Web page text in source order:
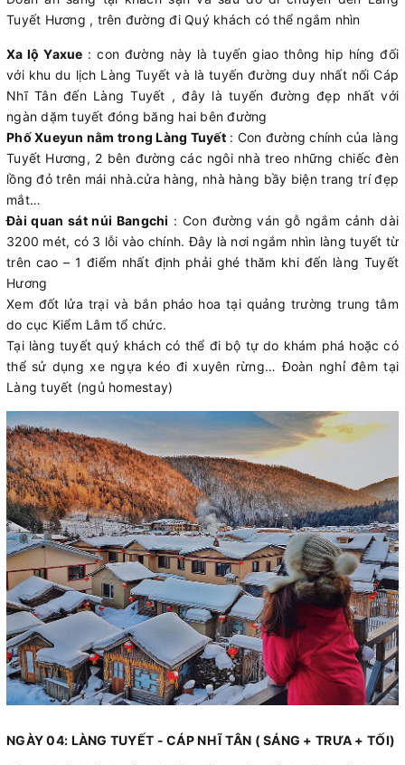
Tuyết Hương , trên đường đi Quý khách có thể ngắm nhìn
Xa lộ Yaxue : con đường này là tuyến giao thông hip híng đối
với khu du lịch Làng Tuyết và là tuyến đường duy nhất nối Cáp
Nhĩ Tân đến Làng Tuyết , đây là tuyến đường đẹp nhất với
ngàn dặm tuyết đóng băng hai bên đường
Phố Xueyun nằm trong Làng Tuyết: Con đường chính của làng
Tuyết Hương, 2 bên đường các ngôi nhà treo những chiếc đèn
lồng đỏ trên mái nhà.cửa hàng, nhà hàng bầy biện trang trí đẹp
mắt…
Đài quan sát núi Bangchi : Con đường ván gỗ ngắm cảnh dài
3200 mét, có 3 lỗi vào chính. Đây là nơi ngắm nhìn làng tuyết từ
trên cao – 1 điểm nhất định phải ghé thăm khi đến làng Tuyết
Hương
Xem đốt lửa trại và bắn pháo hoa tại quảng trường trung tâm
do cục Kiểm Lâm tổ chức.
Tại làng tuyết quý khách có thể đi bộ tự do khám phá hoặc có
thể sử dụng xe ngựa kéo đi xuyên rừng… Đoàn nghỉ đêm tại
Làng tuyết (ngủ homestay)
NGÀY 04: LÀNG TUYẾT - CÁP NHĨ TÂN ( SÁNG + TRƯA + TỐI)